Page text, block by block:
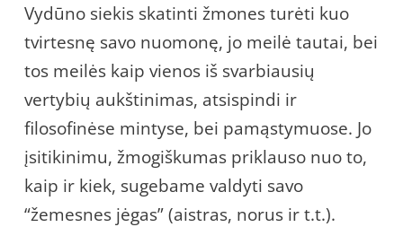
Vydūno siekis skatinti žmones turėti kuo
tvirtesnę savo nuomonę, jo meilė tautai, bei
tos meilės kaip vienos iš svarbiausių
vertybių aukštinimas, atsispindi ir
filosofinėse mintyse, bei pamąstymuose. Jo
įsitikinimu, žmogiškumas priklauso nuo to,
kaip ir kiek, sugebame valdyti savo
“žemesnes jėgas” (aistras, norus ir t.t.).